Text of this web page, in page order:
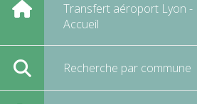
Transfert aéroport Lyon -
Accueil
Recherche par commune